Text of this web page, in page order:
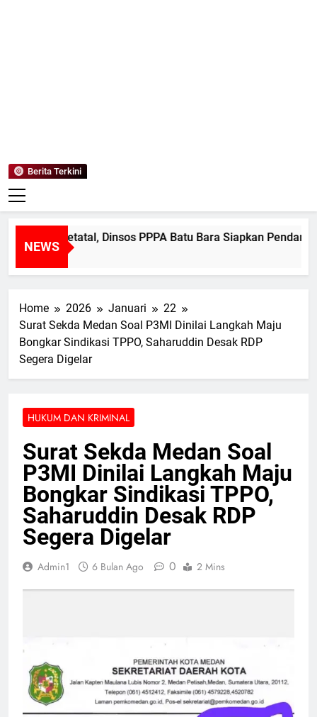
Berita Terkini
NEWS
di Petatal, Dinsos PPPA Batu Bara Siapkan
Home 2026 Januari
22
Surat Sekda Medan Soal P3MI Dinilai Langkah Maju
Bongkar Sindikasi TPPO, Saharuddin Desak RDP
Segera Digelar
HUKUM DAN KRIMINAL
Surat Sekda Medan Soal
P3MI Dinilai Langkah Maju
Bongkar Sindikasi TPPO,
Saharuddin Desak RDP
Segera Digelar
Admin1 6 Bulan Ago 0 2 Mins